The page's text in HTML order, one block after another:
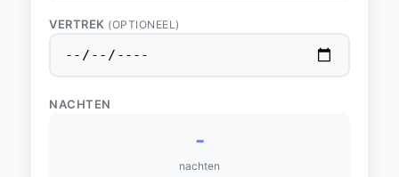
VERTREK (OPTIONEEL)
NACHTEN
-
nachten